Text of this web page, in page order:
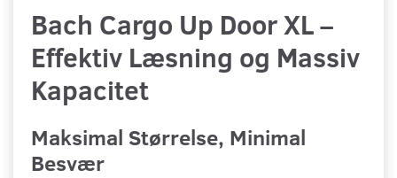
Bach Cargo Up Door XL –
Effektiv Læsning og Massiv
Kapacitet
Maksimal Størrelse, Minimal
Besvær